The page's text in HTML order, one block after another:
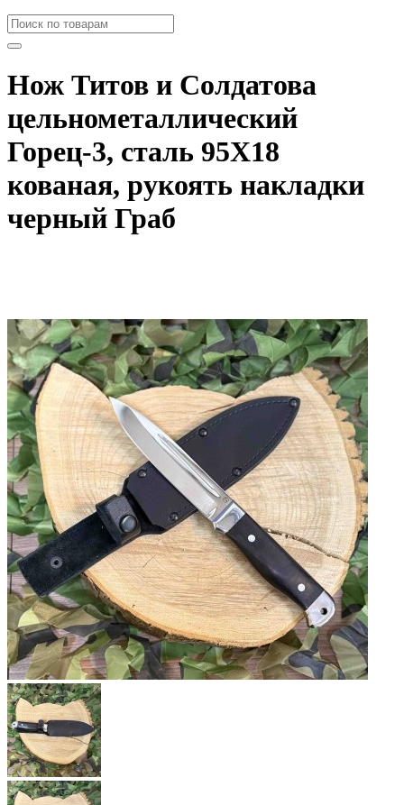
Нож Титов и Солдатова
цельнометаллический
Горец-3, сталь 95Х18
кованая, рукоять накладки
черный Граб